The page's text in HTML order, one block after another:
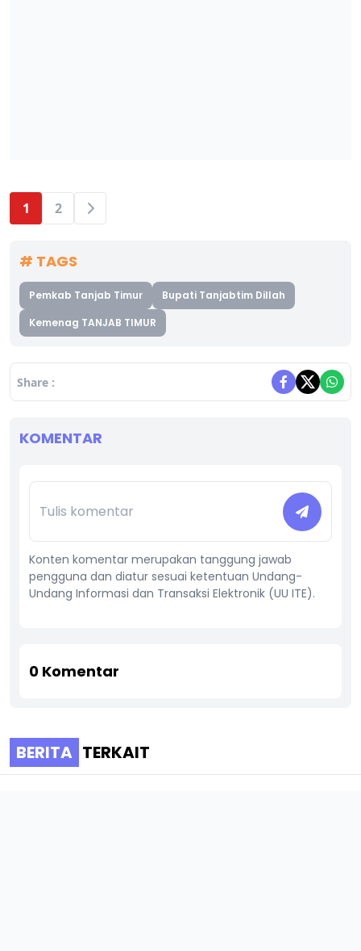
1 2
# TAGS
Pemkab Tanjab Timur
Bupati Tanjabtim Dillah
Kemenag TANJAB TIMUR
Share :
KOMENTAR
Konten komentar merupakan tanggung jawab
pengguna dan diatur sesuai ketentuan Undang-
Undang Informasi dan Transaksi Elektronik (UU ITE).
0 Komentar
BERITA TERKAIT